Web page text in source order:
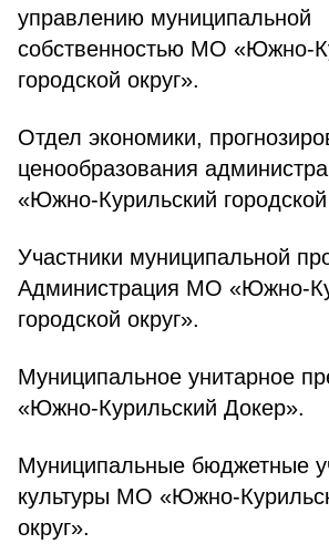
управлению муниципальной
собственностью МО «Южно-
городской округ».
Отдел экономики,
ценообразования
«Южно-Курильский городской
Участники муниципальной
Администрация МО «Южно-
городской округ».
Муниципальное унитарное
«Южно-Курильский Докер».
Муниципальные бюджетные
культуры МО «Южно-
округ».